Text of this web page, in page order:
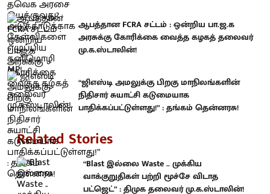
ஆபத்தான FCRA சட்டம் : ஒன்றிய பா.ஜ.க
அரசுக்கு கோரிக்கை வைத்த கழகத் தலைவர்
மு.க.ஸ்டாலின்!
“ஜிஎஸ்டி அமலுக்கு பிறகு மாநிலங்களின்
நிதிசார் சுயாட்சி கடுமையாக
பாதிக்கப்பட்டுள்ளது!” : தங்கம் தென்னரசு!
Related Stories
“Blast இல்லை Waste .. முக்கிய
வாக்குறுதிகள் பற்றி மூச்சே விடாத
பட்ஜெட்” : திமுக தலைவர் மு.க.ஸ்டாலின்!